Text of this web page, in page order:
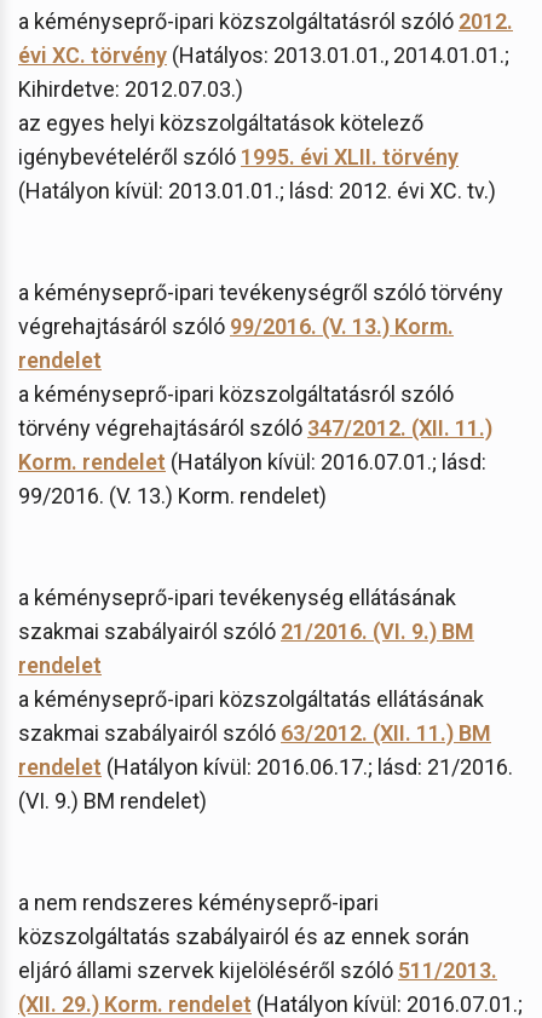
a kéményseprő-ipari közszolgáltatásról szóló 2012.
évi XC. törvény (Hatályos: 2013.01.01., 2014.01.01.;
Kihirdetve: 2012.07.03.)
az egyes helyi közszolgáltatások kötelező
igénybevételéről szóló 1995. évi XLII. törvény
(Hatályon kívül: 2013.01.01.; lásd: 2012. évi XC. tv.)
a kéményseprő-ipari tevékenységről szóló törvény
végrehajtásáról szóló 99/2016. (V. 13.) Korm.
rendelet
a kéményseprő-ipari közszolgáltatásról szóló
törvény végrehajtásáról szóló 347/2012. (XII. 11.)
Korm. rendelet (Hatályon kívül: 2016.07.01.; lásd:
99/2016. (V. 13.) Korm. rendelet)
a kéményseprő-ipari tevékenység ellátásának
szakmai szabályairól szóló 21/2016. (VI. 9.) BM
rendelet
a kéményseprő-ipari közszolgáltatás ellátásának
szakmai szabályairól szóló 63/2012. (XII. 11.) BM
rendelet (Hatályon kívül: 2016.06.17.; lásd: 21/2016.
(VI. 9.) BM rendelet)
a nem rendszeres kéményseprő-ipari
közszolgáltatás szabályairól és az ennek során
eljáró állami szervek kijelöléséről szóló 511/2013.
(XII. 29.) Korm. rendelet (Hatályon kívül: 2016.07.01.;